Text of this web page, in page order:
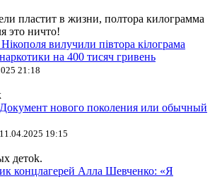
пластит в жизни, полтора килограмма
это ничто!
вилучили півтора кілограма
на 400 тисяч гривень
21:18
нового поколения или обычный
11.04.2025 19:15
детok.
концлагерей Алла Шевченко: «Я